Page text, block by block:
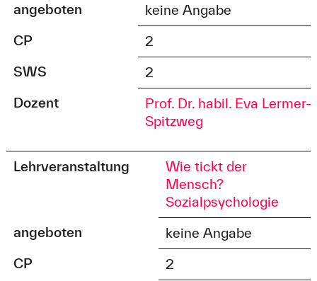
angeboten
keine Angabe
CP
2
SWS
2
Dozent
Prof. Dr. habil. Eva Lermer-
Spitzweg
Lehrveranstaltung
Wie tickt der
Mensch?
Sozialpsychologie
angeboten
keine Angabe
CP
2